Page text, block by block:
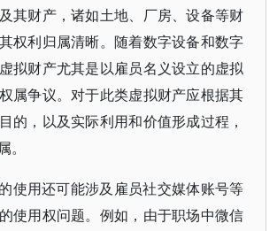
其财产，诸如土地、厂房、设备等财
权利归属清晰。随着数字设备和数字
拟财产尤其是以雇员名义设立的虚拟
属争议。对于此类虚拟财产应根据其
的，以及实际利用和价值形成过程，
使用还可能涉及雇员社交媒体账号等
使用权问题。例如，由于职场中微信